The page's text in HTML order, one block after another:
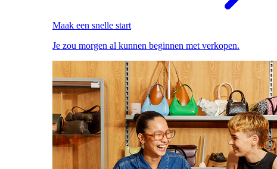
Maak een snelle start
Je zou morgen al kunnen beginnen met verkopen.